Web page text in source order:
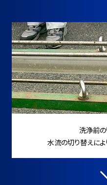
洗浄前
水流の切り替えに